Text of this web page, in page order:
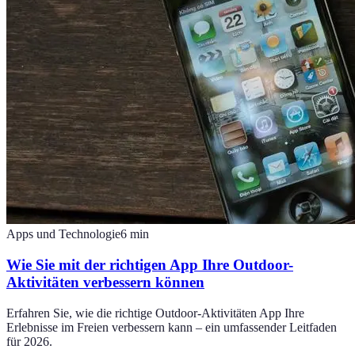
Apps und Technologie6 min
Wie Sie mit der richtigen App Ihre Outdoor-
Aktivitäten verbessern können
Erfahren Sie, wie die richtige Outdoor-Aktivitäten App Ihre
Erlebnisse im Freien verbessern kann – ein umfassender Leitfaden
für 2026.